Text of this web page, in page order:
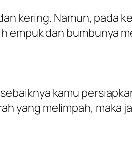
kering. Namun, pada
dan bumbunya
kamu
yang melimpah, maka